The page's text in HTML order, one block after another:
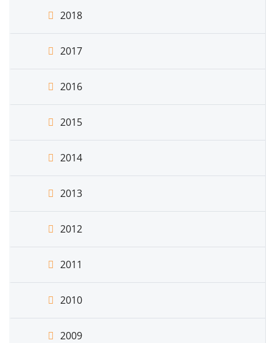
2018
2017
2016
2015
2014
2013
2012
2011
2010
2009